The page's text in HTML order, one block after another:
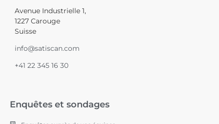
Avenue Industrielle 1,
1227 Carouge
Suisse
info@satiscan.com
+41 22 345 16 30
Enquêtes et sondages